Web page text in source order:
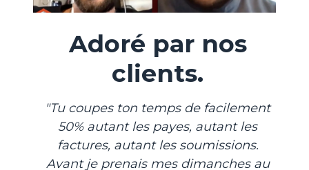
Adoré par nos
clients.
"Tu coupes ton temps de facilement
50% autant les payes, autant les
factures, autant les soumissions.
Avant je prenais mes dimanches au